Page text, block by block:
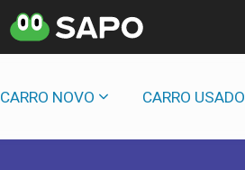
CARRO NOVO CARRO USADO